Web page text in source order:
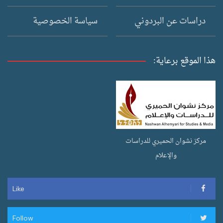
دراسات عن البردوني
سياسة الخصوصية
هذا الموقع برعاية:
مركز نشوان الحميري للدراسات
والإعلام
Like
Follow